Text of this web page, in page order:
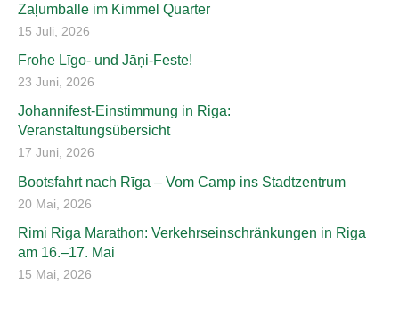
Zaļumballe im Kimmel Quarter
15 Juli, 2026
Frohe Līgo- und Jāņi-Feste!
23 Juni, 2026
Johannifest-Einstimmung in Riga:
Veranstaltungsübersicht
17 Juni, 2026
Bootsfahrt nach Rīga – Vom Camp ins Stadtzentrum
20 Mai, 2026
Rimi Riga Marathon: Verkehrseinschränkungen in Riga
am 16.–17. Mai
15 Mai, 2026